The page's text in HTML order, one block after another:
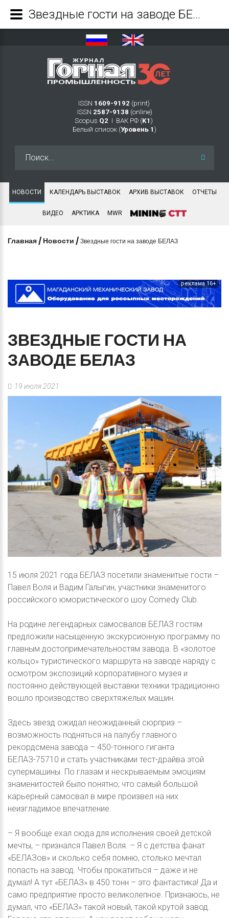
ISSN 1609-9192 (print)
ISSN 2587-9138 (online)
Scopus Q2 Ι ВАК РФ (K1 )
Белый список (Уровень 1 )
НОВОСТИ КАЛЕНДАРЬ ВЫСТАВОК АРХИВ ВЫСТАВОК ОТЧЕТЫ
ВИДЕО АРКТИКА MWR
Главная / Новости /Звездные гости на заводе БЕЛАЗ
реклама 16+
ЗВЕЗДНЫЕ ГОСТИ НА
ЗАВОДЕ БЕЛАЗ
19 июля 2021
15 июля 2021 года БЕЛАЗ посетили знаменитые гости –
Павел Воля и Вадим Галыгин, участники знаменитого
российского юмористического шоу Comedy Club.
На родине легендарных самосвалов БЕЛАЗ гостям
предложили насыщенную экскурсионную программу по
главным достопримечательностям завода. В «золотое
кольцо» туристического маршрута на заводе наряду с
осмотром экспозиций корпоративного музея и
постоянно действующей выставки техники традиционно
вошло производство сверхтяжелых машин.
Здесь звезд ожидал неожиданный сюрприз –
возможность подняться на палубу главного
рекордсмена завода – 450-тонного гиганта
БЕЛАЗ-75710 и стать участниками тест-драйва этой
супермашины. По глазам и нескрываемым эмоциям
знаменитостей было понятно, что самый большой
карьерный самосвал в мире произвел на них
неизгладимое впечатление.
– Я вообще ехал сюда для исполнения своей детской
мечты, – признался Павел Воля. – Я с детства фанат
«БЕЛАЗов» и сколько себя помню, столько мечтал
попасть на завод. Чтобы прокатиться – даже и не
думал! А тут «БЕЛАЗ» в 450 тонн – это фантастика! Да и
само предприятие просто великолепное. Признаюсь, не
думал, что «БЕЛАЗ» такой новый, такой крутой завод.
Звездные гости на заводе БЕЛАЗ - Журнал Горная промышленность